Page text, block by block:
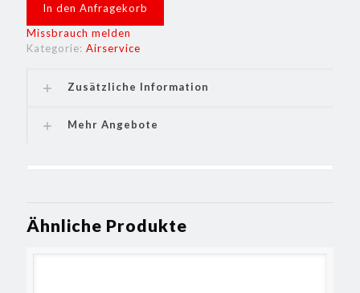
In den Anfragekorb
Missbrauch melden
Kategorie: Airservice
Zusätzliche Information
Mehr Angebote
Ähnliche Produkte